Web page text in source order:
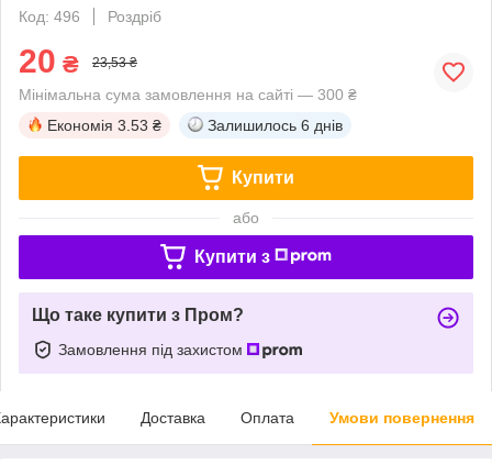
Код: 496
Роздріб
20 ₴ 23,53 ₴
Мінімальна сума замовлення на сайті — 300 ₴
Економія 3.53 ₴ Залишилось 6 днів
Купити
або
Купити з
Що таке купити з Пром?
Замовлення під захистом
Доставка Оплата Умови повернення